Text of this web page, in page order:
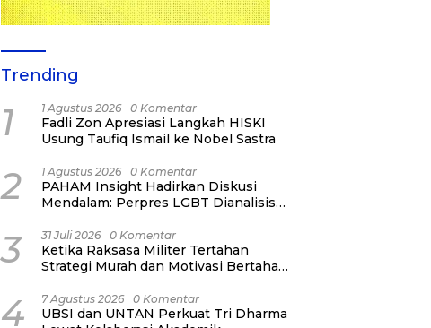
Trending
1 1 Agustus 2026 0 Komentar
Fadli Zon Apresiasi Langkah HISKI
Usung Taufiq Ismail ke Nobel Sastra
2 1 Agustus 2026 0 Komentar
PAHAM Insight Hadirkan Diskusi
Mendalam: Perpres LGBT Dianalisis
Bukan Ancaman Individual
3 31 Juli 2026 0 Komentar
Ketika Raksasa Militer Tertahan
Strategi Murah dan Motivasi Bertahan
4 7 Agustus 2026 0 Komentar
UBSI dan UNTAN Perkuat Tri Dharma